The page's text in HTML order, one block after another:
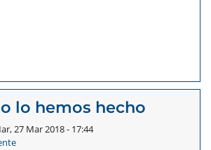
lo hemos hecho
27 Mar 2018 - 17:44